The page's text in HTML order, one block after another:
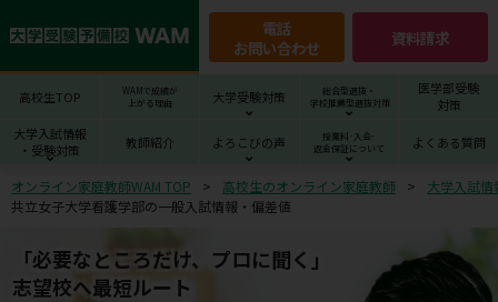
電話
お問い合わせ
資料請求
高校生TOP
WAMで成績が
上がる理由
大学受験対策
総合型選抜・
学校推薦型選抜対策
医学部受験
対策
大学入試情報
・受験対策
教師紹介 よろこびの声
授業料･入会･
返金保証について
よくある質問
オンライン家庭教師WAM TOP 高校生のオンライン家庭教師
大学入試
共立女子大学看護学部の一般入試情報・偏差値
「必要なところだけ、プロに聞く」
志望校へ最短ルート